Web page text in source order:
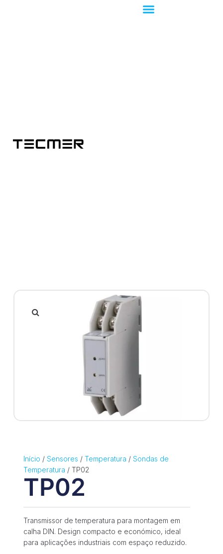
Início / Sensores / Temperatura / Sondas de
Temperatura / TP02
TP02
Transmissor de temperatura para montagem em
calha DIN. Design compacto e económico, ideal
para aplicações industriais com espaço reduzido.